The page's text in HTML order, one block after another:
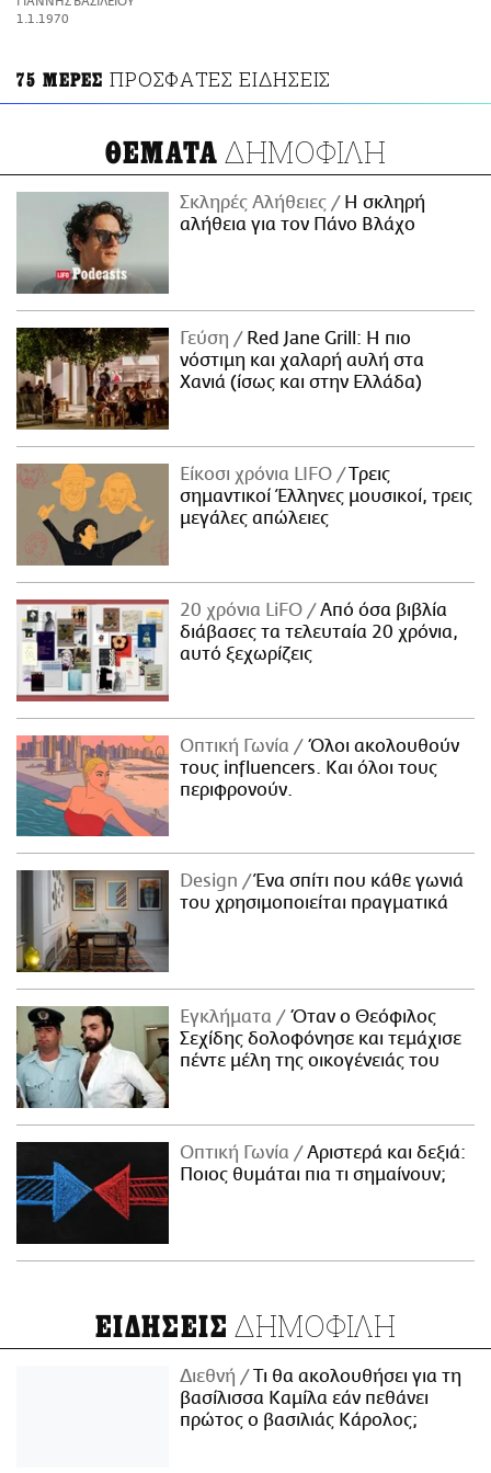
ΑΜΠΑ
1.1.1970
75 ΜΕΡΕΣ ΠΡΟΣΦΑΤΕΣ ΕΙΔΗΣΕΙΣ
ΘΕΜΑΤΑ ΔΗΜΟΦΙΛΗ
Σκληρές Αλήθειες
H σκληρή
αλήθεια για τον Πάνο Βλάχο
Γεύση
Red Jane Grill: Η πιο
νόστιμη και χαλαρή αυλή στα
Χανιά (ίσως και στην Ελλάδα)
Είκοσι χρόνια LIFO
Tρεις
σημαντικοί Έλληνες μουσικοί, τρεις
μεγάλες απώλειες
20 χρόνια LiFO
Από όσα βιβλία
διάβασες τα τελευταία 20 χρόνια,
αυτό ξεχωρίζεις
Οπτική Γωνία
Όλοι ακολουθούν
τους influencers. Και όλοι τους
περιφρονούν.
Design
Ένα σπίτι που κάθε γωνιά
του χρησιμοποιείται πραγματικά
Εγκλήματα
Όταν ο Θεόφιλος
Σεχίδης δολοφόνησε και τεμάχισε
πέντε μέλη της οικογένειάς του
Οπτική Γωνία
Αριστερά και δεξιά:
Ποιος θυμάται πια τι σημαίνουν;
ΕΙΔΗΣΕΙΣ ΔΗΜΟΦΙΛΗ
Διεθνή
Τι θα ακολουθήσει για τη
βασίλισσα Καμίλα εάν πεθάνει
πρώτος ο βασιλιάς Κάρολος;